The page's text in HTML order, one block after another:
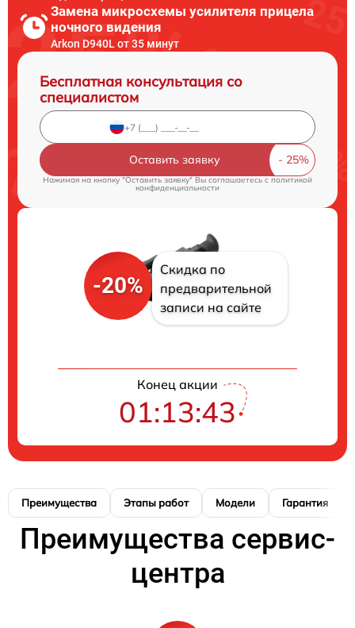
Замена микросхемы усилителя прицела
ночного видения
Arkon D940L от 35 минут
Бесплатная консультация со
специалистом
Оставить заявку
Нажимая на кнопку "Оставить заявку" Вы соглашаетесь c политикой
конфиденциальности
-20%
Скидка по
предварительной
записи на сайте
Конец акции
01:13:42
Преимущества Этапы работ Модели Гарантия
Преимущества сервис-
центра